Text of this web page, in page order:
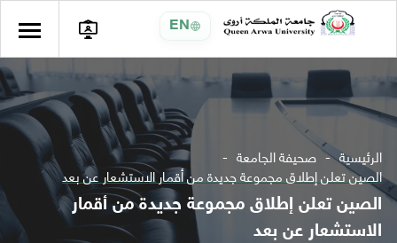
EN
الرئيسية صحيفة الجامعة
الصين تعلن إطلاق مجموعة جديدة من أقمار الاستشعار عن بعد
الصين تعلن إطلاق مجموعة جديدة من أقمار
الاستشعار عن بعد